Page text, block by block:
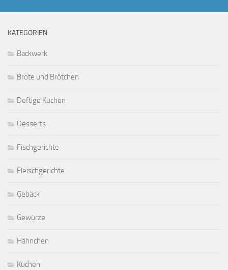
KATEGORIEN
Backwerk
Brote und Brötchen
Deftige Kuchen
Desserts
Fischgerichte
Fleischgerichte
Gebäck
Gewürze
Hähnchen
Kuchen